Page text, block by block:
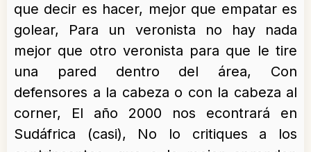
que decir es hacer, mejor que empatar es
golear, Para un veronista no hay nada
mejor que otro veronista para que le tire
una pared dentro del área, Con
defensores a la cabeza o con la cabeza al
corner, El año 2000 nos econtrará en
Sudáfrica (casi), No lo critiques a los